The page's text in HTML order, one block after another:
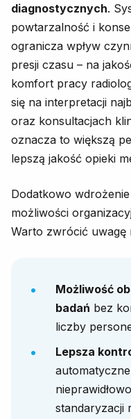
diagnostycznych.
powtarzalność i
ogranicza wpływ
presji czasu – na
komfort pracy
się na interpretacji
oraz konsultacjach
oznacza to większą
lepszą jakość opieki
Dodatkowo
możliwości
Warto zwrócić uwagę
Możliwość
badań bez
liczby
Lepsza
standaryzacji